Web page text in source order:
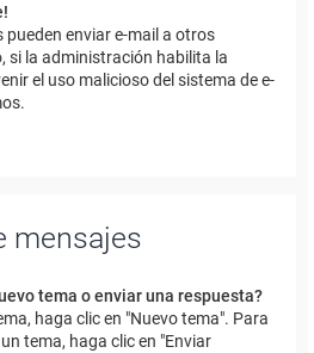
enviar e-mail a otros
si la administración habilita la
el uso malicioso del sistema de e-
mensajes
tema o enviar una respuesta?
haga clic en "Nuevo tema". Para
tema, haga clic en "Enviar